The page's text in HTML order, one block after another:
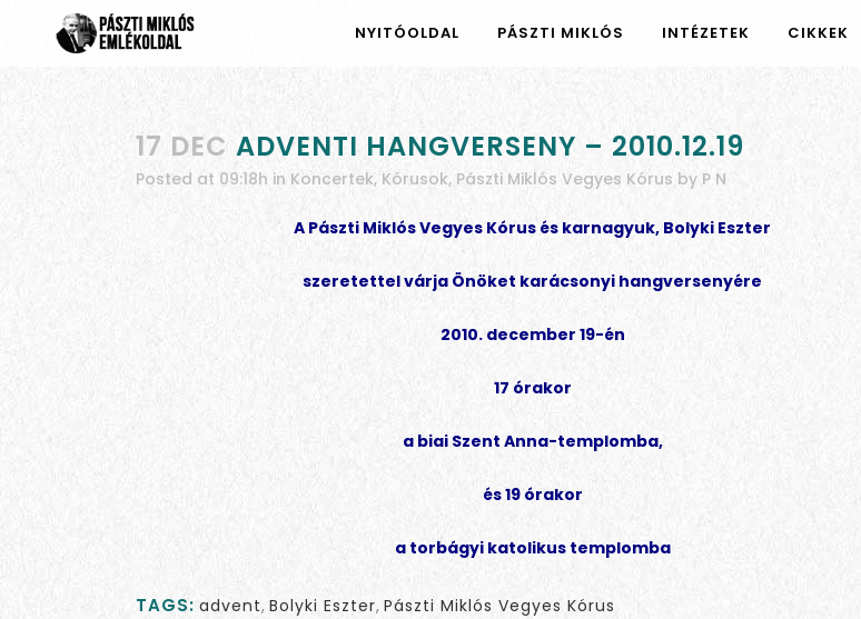
NYITÓOLDAL PÁSZTI MIKLÓS INTÉZETEK CIKKEK
17 DEC ADVENTI HANGVERSENY – 2010.12.19
Posted at 09:18h in Koncertek, Kórusok, Pászti Miklós Vegyes Kórus by P N
A Pászti Miklós Vegyes Kórus és karnagyuk, Bolyki Eszter
szeretettel várja Önöket karácsonyi hangversenyére
2010. december 19-én
17 órakor
a biai Szent Anna-templomba,
és 19 órakor
a torbágyi katolikus templomba
TAGS: advent, Bolyki Eszter, Pászti Miklós Vegyes Kórus